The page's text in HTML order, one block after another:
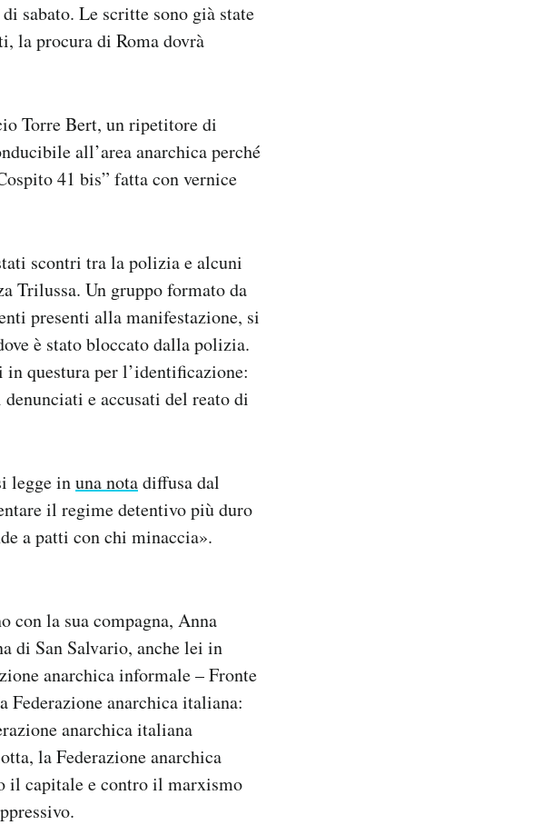
sabato. Le scritte sono già state
la procura di Roma dovrà
Torre Bert, un ripetitore di
all’area anarchica perché
41 bis” fatta con vernice
scontri tra la polizia e alcuni
Trilussa. Un gruppo formato da
presenti alla manifestazione, si
è stato bloccato dalla polizia.
questura per l’identificazione:
e accusati del reato di
legge inuna notadiffusa dal
il regime detentivo più duro
a patti con chi minaccia».
con la sua compagna, Anna
di San Salvario, anche lei in
anarchica informale – Fronte
anarchica italiana:
anarchica italiana
la Federazione anarchica
il capitale e contro il marxismo